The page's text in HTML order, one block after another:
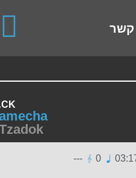
and enter to go to
קשר
0
---